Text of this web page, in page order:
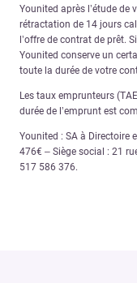
Younited après l’étude de
rétractation de 14 jours
l’offre de contrat de prêt.
Younited conserve un
toute la durée de votre
Les taux emprunteurs
durée de l’emprunt est
Younited : SA à Directoire
476€ – Siège social : 21
517 586 376.